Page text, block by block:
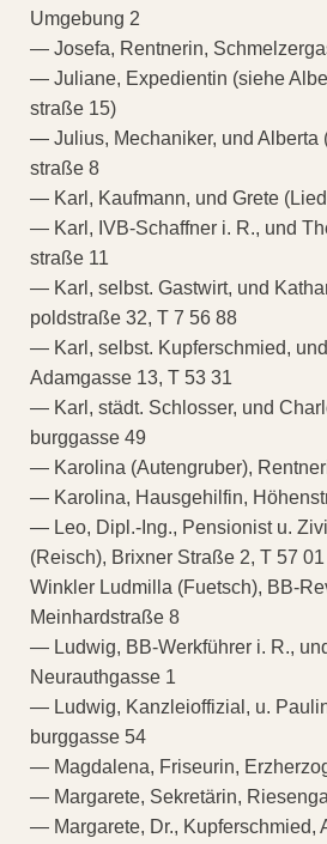
Umgebung 2
— Josefa, Rentnerin,
— Juliane, Expedientin (siehe
straße 15)
— Julius, Mechaniker, und Alberta
straße 8
— Karl, Kaufmann, und Grete
— Karl, IVB-Schaffner i. R., und
straße 11
— Karl, selbst. Gastwirt, und
poldstraße 32, T 7 56 88
— Karl, selbst. Kupferschmied,
Adamgasse 13, T 53 31
— Karl, städt. Schlosser, und
burggasse 49
— Karolina (Autengruber),
— Karolina, Hausgehilfin,
— Leo, Dipl.-Ing., Pensionist u.
(Reisch), Brixner Straße 2, T 57 01
Winkler Ludmilla (Fuetsch), BB-
Meinhardstraße 8
— Ludwig, BB-Werkführer i. R.,
Neurauthgasse 1
— Ludwig, Kanzleioffizial, u.
burggasse 54
— Magdalena, Friseurin,
— Margarete, Sekretärin,
— Margarete, Dr., Kupferschmied,